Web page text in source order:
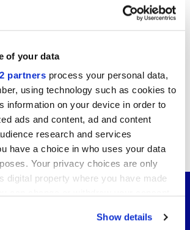
of your data
partners process your personal data,
using technology such as cookies to
information on your device in order to
ads and content, ad and content
research and services
have a choice in who uses your data
Your privacy choices are only
digital property where you have made
Show details
Inscríbetea la newsletter
al tanto de
Corona?
nuestro boletín informativo
podría interesarte...